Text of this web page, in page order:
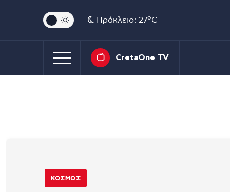
Ηράκλειο: 27oC
CretaOne TV
ΚΌΣΜΟΣ